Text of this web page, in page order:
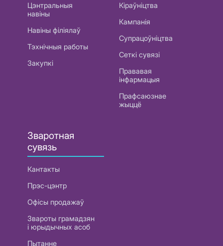
Цэнтральныя
навіны
Навіны філіялаў
Тэхнічныя работы
Закупкі
Кіраўніцтва
Кампанія
Супрацоўніцтва
Сеткі сувязі
Прававая
інфармацыя
Прафсаюзнае
жыццё
Зваротная
сувязь
Кантакты
Прэс-цэнтр
Офісы продажаў
Звароты грамадзян
і юрыдычных асоб
Пытанне